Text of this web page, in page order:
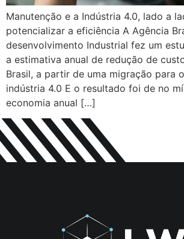
Manutenção e a Indústria 4.0, lado a
potencializar a eficiência A Agência
desenvolvimento Industrial fez um
a estimativa anual de redução de
Brasil, a partir de uma migração para
indústria 4.0 E o resultado foi de no
economia anual […]